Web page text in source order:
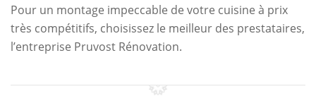
Pour un montage impeccable de votre cuisine à prix
très compétitifs, choisissez le meilleur des prestataires,
l’entreprise Pruvost Rénovation.